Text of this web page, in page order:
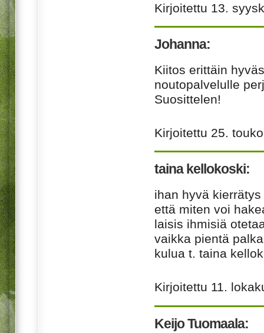
Kirjoitettu 13.
Johanna:
Kiitos erittäin
noutopalvelulle
Suosittelen!
Kirjoitettu 25.
taina kellokoski:
ihan hyvä
että miten voi
laisis ihmisiä
vaikka pientä
kulua t. taina
Kirjoitettu 11.
Keijo Tuomaala: